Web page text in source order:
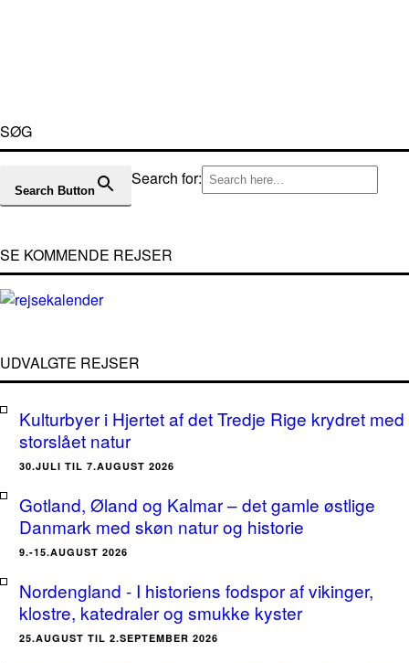
SØG
Search for:
Search Button
SE KOMMENDE REJSER
UDVALGTE REJSER
Kulturbyer i Hjertet af det Tredje Rige krydret med
storslået natur
30.JULI TIL 7.AUGUST 2026
Gotland, Øland og Kalmar – det gamle østlige
Danmark med skøn natur og historie
9.-15.AUGUST 2026
Nordengland - I historiens fodspor af vikinger,
klostre, katedraler og smukke kyster
25.AUGUST TIL 2.SEPTEMBER 2026